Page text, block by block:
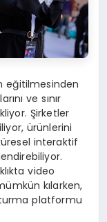
eğitilmesinden
ve sınır
Şirketler
ürünlerini
interaktif
video
kılarken,
platformu